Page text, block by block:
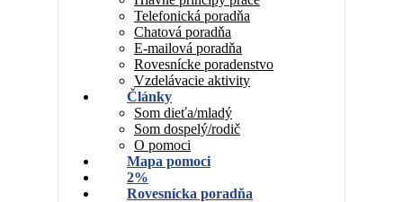
Telefonická poradňa
Chatová poradňa
E-mailová poradňa
Rovesnícke poradenstvo
Vzdelávacie aktivity
Články
Som dieťa/mladý
Som dospelý/rodič
O pomoci
Mapa pomoci
2%
Rovesnícka poradňa